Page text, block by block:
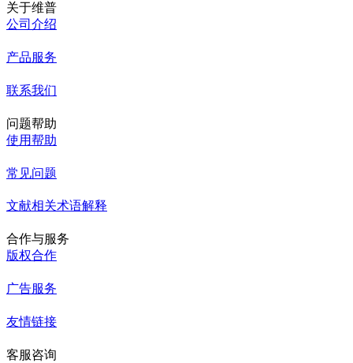
关于维普
公司介绍
产品服务
联系我们
问题帮助
使用帮助
常见问题
文献相关术语解释
合作与服务
版权合作
广告服务
友情链接
客服咨询